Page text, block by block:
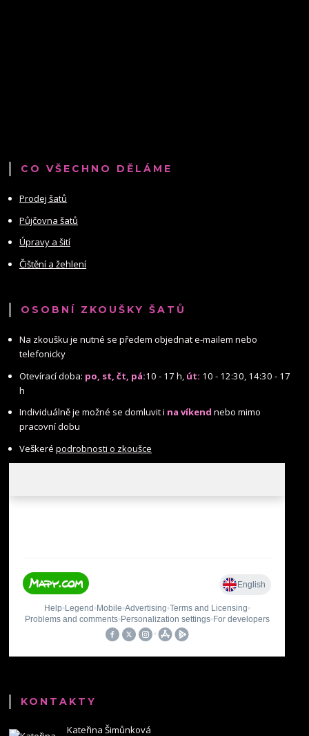
CO VŠECHNO DĚLÁME
Prodej šatů
Půjčovna šatů
Úpravy a šití
Čištění a žehlení
OSOBNÍ ZKOUŠKY ŠATŮ
Na zkoušku je nutné se předem objednat e-mailem nebo
telefonicky
Otevírací doba: po, st, čt, pá:10 - 17 h, út: 10 - 12:30, 14:30 - 17
h
Individuálně je možné se domluvit i na víkend nebo mimo
pracovní dobu
Veškerépodrobnosti o zkoušce
KONTAKTY
Kateřina Šimůnková